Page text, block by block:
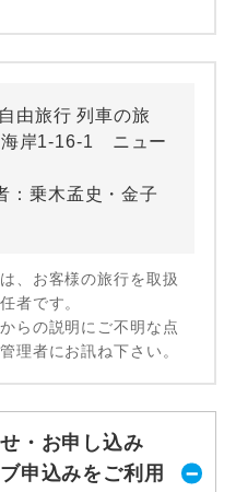
由旅行 列車の旅
岸1-16-1 ニュー
：乗木孟史・金子
、お客様の旅行を取扱
者です。
らの説明にご不明な点
理者にお訊ね下さい。
・お申し込み
申込みをご利用